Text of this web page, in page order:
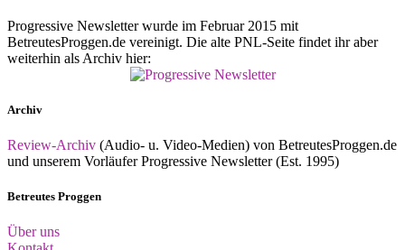
Progressive Newsletter wurde im Februar 2015 mit
BetreutesProggen.de vereinigt. Die alte PNL-Seite findet ihr aber
weiterhin als Archiv hier:
Archiv
Review-Archiv (Audio- u. Video-Medien) von BetreutesProggen.de
und unserem Vorläufer Progressive Newsletter (Est. 1995)
Betreutes Proggen
Über uns